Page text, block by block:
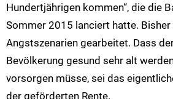
Hundertjährigen kommen“, die die
Sommer 2015 lanciert hatte.
Angstszenarien gearbeitet. Dass
Bevölkerung gesund sehr alt
vorsorgen müsse, sei das
der geförderten Rente.